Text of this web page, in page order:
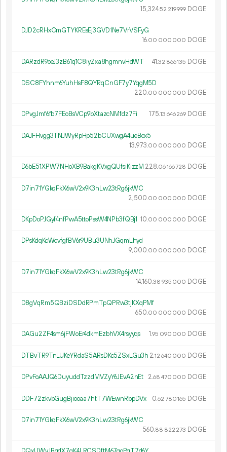
15 324.52 219999 DOGE
DJD2cRHxCmGTYKREsEj3GVD1Ne7VrVSFyG
16.00 000 000 DOGE
DARzdR9oeJ3zB61q1C8iyZxa8hgmnvHdWT 41.32 866135 DOGE
DSC8FYhnm6YuhHsF8QYRqCnGF7y7YqgM5D
220.00 000 000 DOGE
DPvgJmf6fb7FEoBsVCp9bXtazcNMfdz7Fi 175.13 646269 DOGE
DAJFHvgg3TNJWyRpHp52bCUXwgA4ueBcx5
13 973.00 000 000 DOGE
D6bE51XPW7NHoXB9BakgKVxgQUfsiKizzM 228.06166728 DOGE
D7in71YGkqFkX6wV2x9K3hLw23tRg6jkWC
2 500.00 000 000 DOGE
DKpDoPJGyf4nfPwA5ttoPssW4NPb3fQBj1 10.00 000 000 DOGE
DPsKdqKcWcvfgfBV6r9UBu3UNhJGqmLhyd
9 000.00 000 000 DOGE
D7in71YGkqFkX6wV2x9K3hLw23tRg6jkWC
14160.38 935 000 DOGE
D8gVqRm5QBziDSDdRPmTpQPRw3tjKXqPMf
650.00 000 000 DOGE
DAGu2ZF4sm6jFWoEr4dkmEzbhVX4rsyyqs 1.95 090 000 DOGE
DTBvTR9TnLUKeYRdaS5ARsDKc5ZSxLGu3h 2.12 640 000 DOGE
DPvFoAAJQ6DuyuddTzzdMVZyY6JEvA2nEt 2.68 470 000 DOGE
DDF72zkvbGugBjiooaa7htT7WEwnRbpDVx 0.62 780165 DOGE
D7in71YGkqFkX6wV2x9K3hLw23tRg6jkWC
560.88 822 273 DOGE